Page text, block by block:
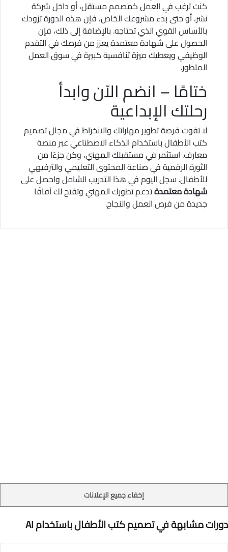
كنت ترغب في العمل كمصمم مستقل، أو داخل شركة
نشر، أو حتى بدء مشروعك الخاص، فإن هذه الدورة تزودك
بالأساس القوي الذي تحتاجه. بالإضافة إلى ذلك، فإن
الحصول على شهادة معتمدة يعزز من فرصك في التقدم
الوظيفي ويعطيك ميزة تنافسية كبيرة في سوق العمل
المتطور.
ختامًا – انضم الآن وابدأ
رحلتك الإبداعية
لا تفوت فرصة تطوير مهاراتك والانخراط في مجال تصميم
كتب الأطفال باستخدام الذكاء الاصطناعي عبر منصة
معارف. استثمر في مستقبلك المهني، وكن جزءًا من
الثورة الرقمية في صناعة المحتوى التعليمي والترفيهي
للأطفال. سجل اليوم في هذا التدريب الشامل واحصل على
شهادة معتمدةتدعم تطورك المهني وتفتح لك آفاقًا
جديدة من فرص العمل والنجاح.
إخفاء جميع الإعلانات
دورات مشابهة في تصميم كتب الأطفال باستخدام AI